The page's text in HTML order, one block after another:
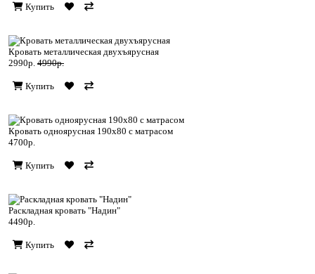
Купить
Кровать металлическая двухъярусная
2990р. 4990р.
Купить
Кровать одноярусная 190х80 с матрасом
4700р.
Купить
Раскладная кровать "Надин"
4490р.
Купить